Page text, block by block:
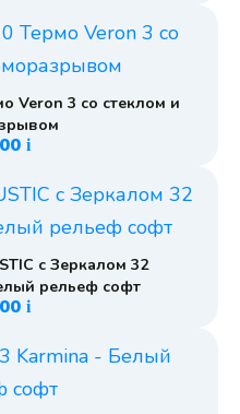
Veron 3 со стеклом и
i
с Зеркалом 32
рельеф софт
i